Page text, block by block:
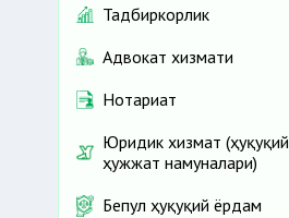
Тадбиркорлик
Адвокат хизмати
Нотариат
Юридик хизмат (ҳуқуқий
ҳужжат намуналари)
Бепул ҳуқуқий ёрдам